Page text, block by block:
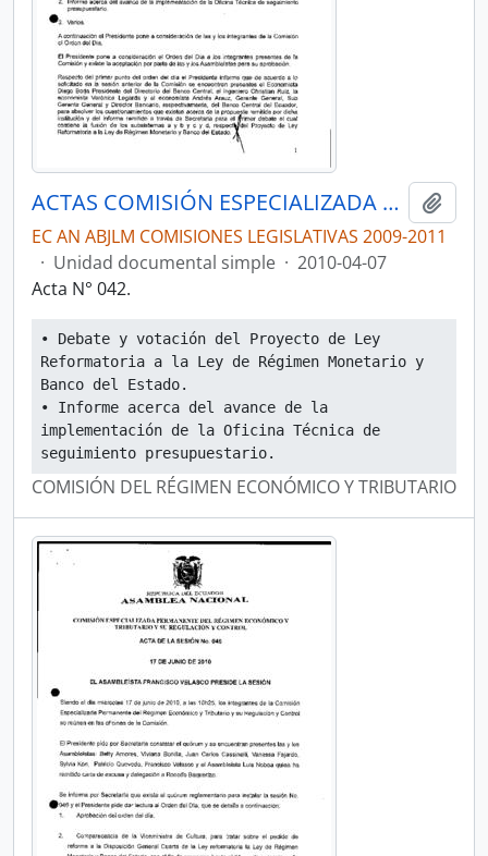
ACTAS COMISIÓN ESPECIALIZADA PERMANENTE DEL RÉGIMEN ECONÓMICO Y TRIBUTARIO Y SU REGULACIÓN Y CONTROL
EC AN ABJLM COMISIONES LEGISLATIVAS 2009-2011
· Unidad documental simple · 2010-04-07
Acta N° 042.
• Debate y votación del Proyecto de Ley
Reformatoria a la Ley de Régimen Monetario y
Banco del Estado.
• Informe acerca del avance de la
implementación de la Oficina Técnica de
seguimiento presupuestario.
COMISIÓN DEL RÉGIMEN ECONÓMICO Y TRIBUTARIO